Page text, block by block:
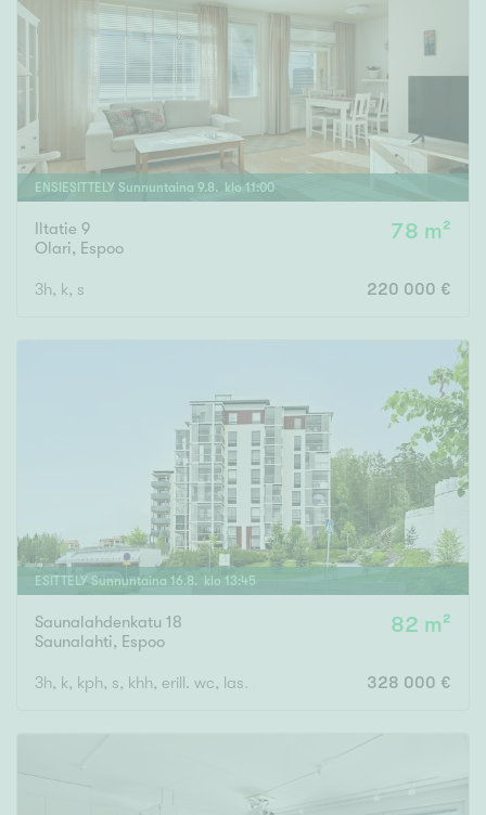
Rakennusvuosi
Uudiskohteet
Vain uudiskohteet Ei uudiskohteita
Arvokohteet
Ei arvokohteita
Hissi
Järvi- tai merinäköala
Maalämpö
Oma ranta
Oma sauna
ENSIESITTELY Sunnuntaina 9.8. klo 11:00
Iltatie 9
Olari, Espoo
78 m²
3h, k, s 220 000 €
ESITTELY Sunnuntaina 16.8. klo 13:45
Saunalahdenkatu 18
Saunalahti, Espoo
82 m²
3h, k, kph, s, khh, erill. wc, las. parveke 328 000 €